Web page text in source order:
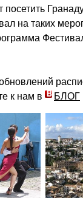
посетить
на таких
к нам в
БЛОГ